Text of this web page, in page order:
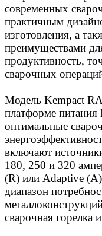
современных
практичным
изготовления, а
преимуществами
продуктивность,
сварочных
Модель Kempact
платформе питания
оптимальные
включают
180, 250 и 320
(R) или Adaptive
диапазон
сварочная горелка